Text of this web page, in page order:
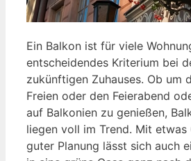
Ein Balkon ist für viele
entscheidendes Kriterium bei
zukünftigen Zuhauses. Ob um
Freien oder den Feierabend
auf Balkonien zu genießen,
liegen voll im Trend. Mit etwas
guter Planung lässt sich auch